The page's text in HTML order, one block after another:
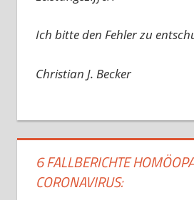
Ich bitte den Fehler zu
Christian J. Becker
6 FALLBERICHTE
CORONAVIRUS: